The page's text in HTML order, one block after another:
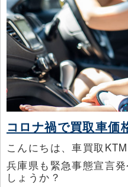
コロナ禍で買取車価
こんにちは、車買取KTM
兵庫県も緊急事態宣言
しょうか？